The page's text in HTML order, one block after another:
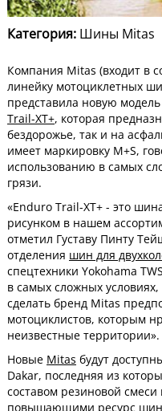
Категория: Шины Mitas
Компания Mitas (входит в
линейку мотоциклетных
представила новую
Trail-XT+, которая
бездорожье, так и на
имеет маркировку M+S,
использованию в самых
грязи.
«Enduro Trail-XT+ - это
рисунком в нашем
отметил Густаву Пинту
отделения шин для
спецтехники Yokohama
в самых сложных
сделать бренд Mitas
мотоциклистов, которым
неизвестные территории».
Новые Mitas будут
Dakar, последняя из
составом резиновой
повышающими ресурс шин